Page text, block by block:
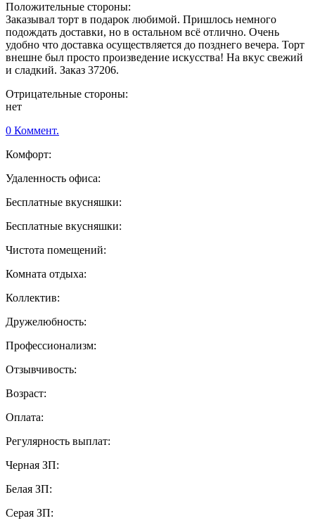
Положительные стороны:
Заказывал торт в подарок любимой. Пришлось немного
подождать доставки, но в остальном всё отлично. Очень
удобно что доставка осуществляется до позднего вечера. Торт
внешне был просто произведение искусства! На вкус свежий
и сладкий. Заказ 37206.
Отрицательные стороны:
нет
0 Коммент.
Комфорт:
Удаленность офиса:
Бесплатные вкусняшки:
Бесплатные вкусняшки:
Чистота помещений:
Комната отдыха:
Коллектив:
Дружелюбность:
Профессионализм:
Отзывчивость:
Возраст:
Оплата:
Регулярность выплат:
Черная ЗП:
Белая ЗП:
Серая ЗП: